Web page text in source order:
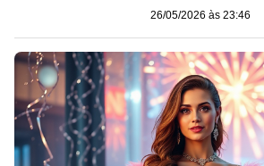
26/05/2026 às 23:46